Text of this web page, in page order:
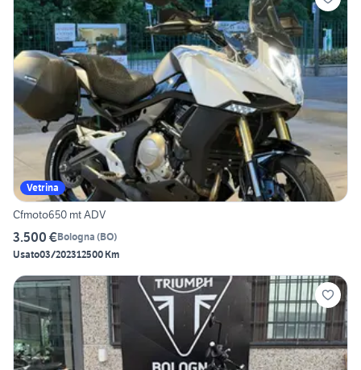
Vetrina
Cfmoto650 mt ADV
3.500 €Bologna (BO)
Usato03/202312500 Km